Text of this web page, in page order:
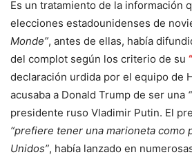
Es un tratamiento de la información
elecciones estadounidenses de
Monde”, antes de ellas, había
del complot según los criterio de su
declaración urdida por el equipo de
acusaba a Donald Trump de ser una
presidente ruso Vladimir Putin. El
“prefiere tener una marioneta como
Unidos”, había lanzado en